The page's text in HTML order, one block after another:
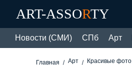
ART-ASSORTY
Новости (СМИ) СПб Арт
Главная Арт Красивые фото